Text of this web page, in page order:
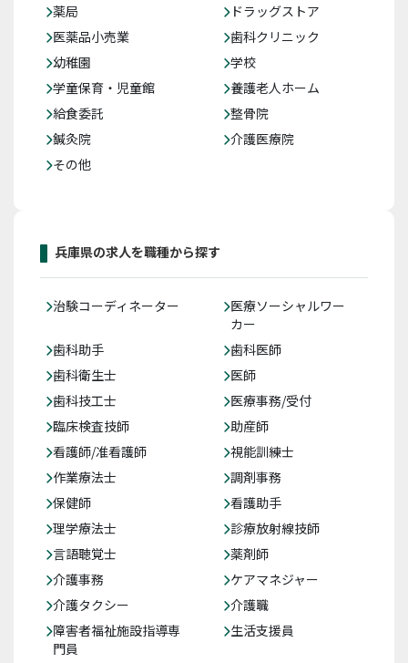
薬局
ドラッグストア
医薬品小売業
歯科クリニック
幼稚園
学校
学童保育・児童館
養護老人ホーム
給食委託
整骨院
鍼灸院
介護医療院
その他
兵庫県の求人を職種から探す
治験コーディネーター
医療ソーシャルワー
カー
歯科助手
歯科医師
歯科衛生士
医師
歯科技工士
医療事務/受付
臨床検査技師
助産師
看護師/准看護師
視能訓練士
作業療法士
調剤事務
保健師
看護助手
理学療法士
診療放射線技師
言語聴覚士
薬剤師
介護事務
ケアマネジャー
介護タクシー
介護職
障害者福祉施設指導専
門員
生活支援員